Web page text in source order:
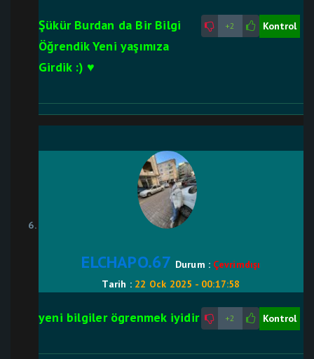
+2 Kontrol
Şükür Burdan da Bir Bilgi
Öğrendik Yeni yaşımıza
Girdik :) ♥
ELCHAPO.67 Durum : Çevrimdışı
Tarih : 22 Ock 2025 - 00:17:58
+2 Kontrol
yeni bilgiler ögrenmek iyidir